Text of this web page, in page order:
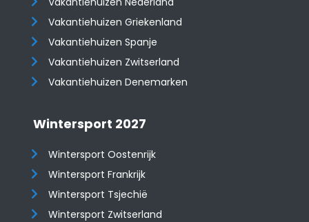
Vakantiehuizen Griekenland
Vakantiehuizen Spanje
​​​​​​​Vakantiehuizen Zwitserland
Vakantiehuizen Denemarken
Wintersport 2027
Wintersport Oostenrijk
Wintersport Frankrijk
Wintersport Tsjechië
Wintersport Zwitserland